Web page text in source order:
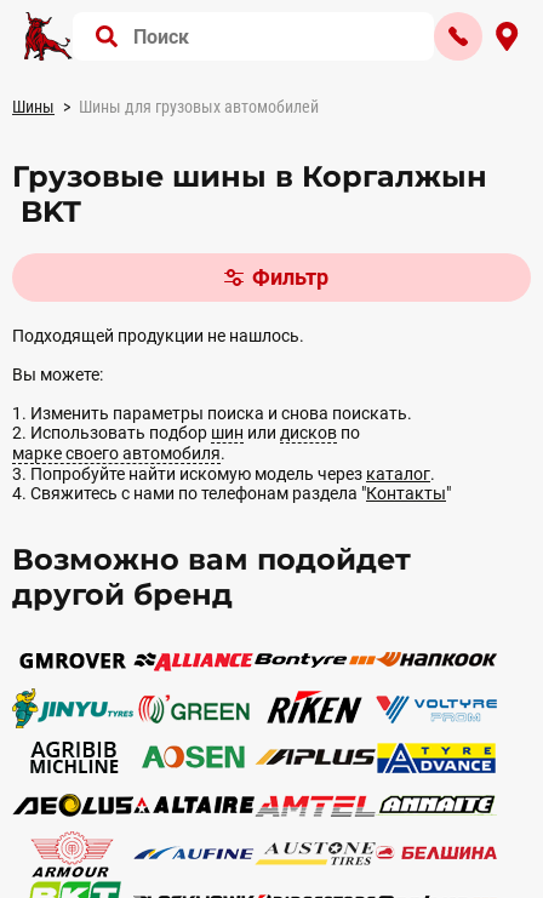
Шины Шины для грузовых автомобилей
Грузовые шины в Коргалжын
BKT
Фильтр
Подходящей продукции не нашлось.
Вы можете:
1. Изменить параметры поиска и снова поискать.
2. Использовать подбор шин или дисков по
марке своего автомобиля.
3. Попробуйте найти искомую модель через каталог.
4. Свяжитесь с нами по телефонам раздела "Контакты"
Возможно вам подойдет
другой бренд